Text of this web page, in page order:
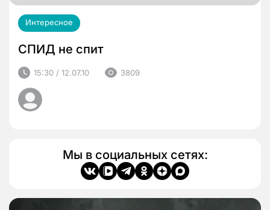
Интересное
СПИД не спит
15:30 / 12.07.10 3809
Мы в социальных сетях: